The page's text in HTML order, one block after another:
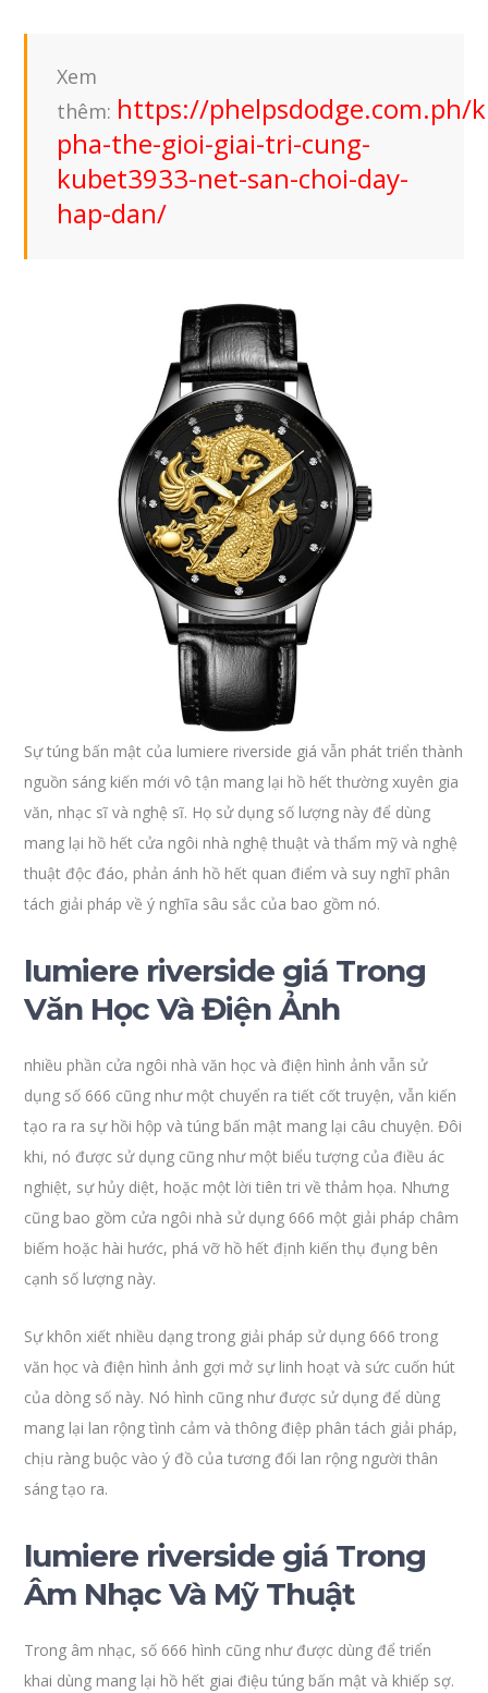
Xem
thêm: https://phelpsdodge.com.ph/
pha-the-gioi-giai-tri-cung-
kubet3933-net-san-choi-day-
hap-dan/
Sự túng bấn mật của lumiere riverside giá vẫn phát triển thành
nguồn sáng kiến mới vô tận mang lại hồ hết thường xuyên gia
văn, nhạc sĩ và nghệ sĩ. Họ sử dụng số lượng này để dùng
mang lại hồ hết cửa ngôi nhà nghệ thuật và thẩm mỹ và nghệ
thuật độc đáo, phản ánh hồ hết quan điểm và suy nghĩ phân
tách giải pháp về ý nghĩa sâu sắc của bao gồm nó.
lumiere riverside giá Trong
Văn Học Và Điện Ảnh
nhiều phần cửa ngôi nhà văn học và điện hình ảnh vẫn sử
dụng số 666 cũng như một chuyển ra tiết cốt truyện, vẫn kiến
tạo ra ra sự hồi hộp và túng bấn mật mang lại câu chuyện. Đôi
khi, nó được sử dụng cũng như một biểu tượng của điều ác
nghiệt, sự hủy diệt, hoặc một lời tiên tri về thảm họa. Nhưng
cũng bao gồm cửa ngôi nhà sử dụng 666 một giải pháp châm
biếm hoặc hài hước, phá vỡ hồ hết định kiến thụ đụng bên
cạnh số lượng này.
Sự khôn xiết nhiều dạng trong giải pháp sử dụng 666 trong
văn học và điện hình ảnh gợi mở sự linh hoạt và sức cuốn hút
của dòng số này. Nó hình cũng như được sử dụng để dùng
mang lại lan rộng tình cảm và thông điệp phân tách giải pháp,
chịu ràng buộc vào ý đồ của tương đối lan rộng người thân
sáng tạo ra.
lumiere riverside giá Trong
Âm Nhạc Và Mỹ Thuật
Trong âm nhạc, số 666 hình cũng như được dùng để triển
khai dùng mang lại hồ hết giai điệu túng bấn mật và khiếp sợ.